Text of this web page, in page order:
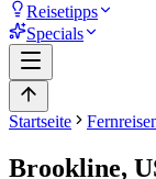
Reisetipps
Specials
Startseite
Brookline,